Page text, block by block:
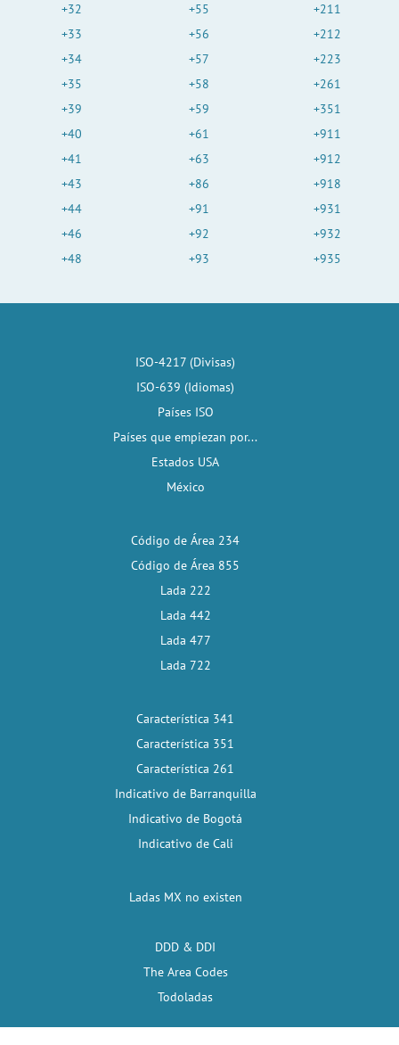
+32
+33
+34
+35
+39
+40
+41
+43
+44
+46
+48
+55
+56
+57
+58
+59
+61
+63
+86
+91
+92
+93
+211
+212
+223
+261
+351
+911
+912
+918
+931
+932
+935
ISO-4217 (Divisas)
ISO-639 (Idiomas)
Países ISO
Países que empiezan por...
Estados USA
México
Código de Área 234
Código de Área 855
Lada 222
Lada 442
Lada 477
Lada 722
Característica 341
Característica 351
Característica 261
Indicativo de Barranquilla
Indicativo de Bogotá
Indicativo de Cali
Ladas MX no existen
DDD & DDI
The Area Codes
Todoladas